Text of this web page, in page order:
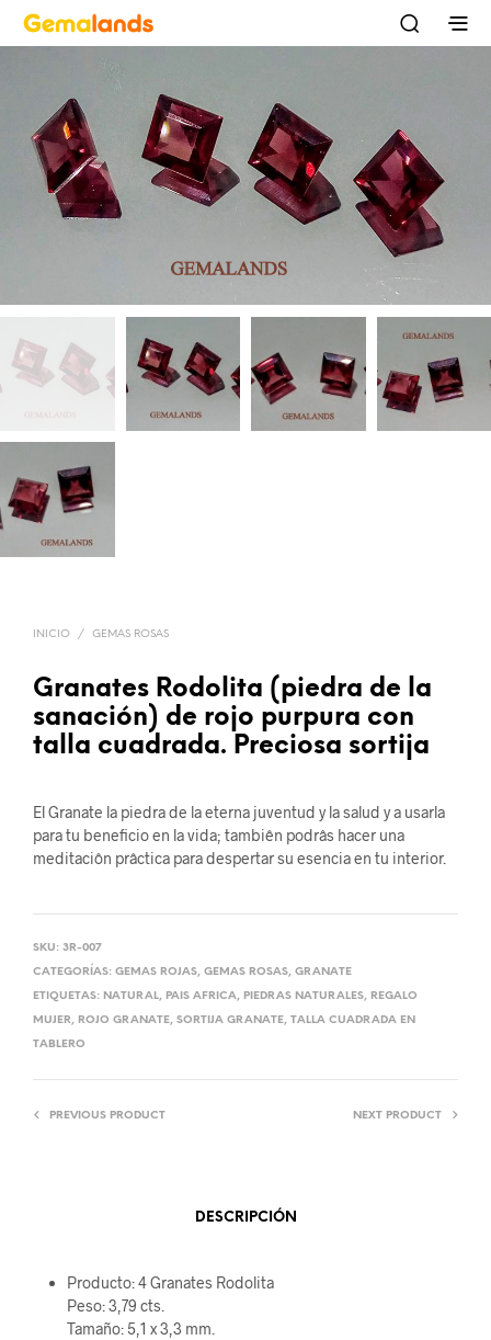
INICIO / GEMAS ROSAS
Granates Rodolita (piedra de la
sanación) de rojo purpura con
talla cuadrada. Preciosa sortija
El Granate la piedra de la eterna juventud y la salud y a usarla
para tu beneficio en la vida; tambiên podrâs hacer una
meditaciôn prâctica para despertar su esencia en tu interior.
SKU: 3R-007
CATEGORÍAS: GEMAS ROJAS, GEMAS ROSAS, GRANATE
ETIQUETAS: NATURAL, PAIS AFRICA, PIEDRAS NATURALES, REGALO
MUJER, ROJO GRANATE, SORTIJA GRANATE, TALLA CUADRADA EN
TABLERO
PREVIOUS PRODUCT NEXT PRODUCT
DESCRIPCIÓN
Producto: 4 Granates Rodolita
Peso: 3,79 cts.
Tamaño: 5,1 x 3,3 mm.